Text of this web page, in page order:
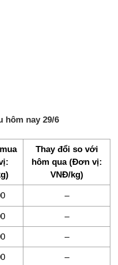
hôm nay 29/6
Thay đổi so với
hôm qua (Đơn vị:
VNĐ/kg)
–
–
–
–